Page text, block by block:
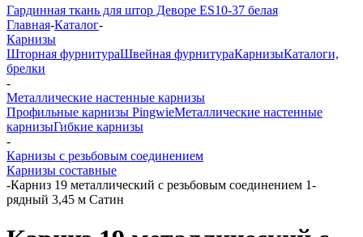
Гардинная ткань для штор Деворе ES10-37 белая
Главная-Каталог-
Карнизы
Шторная фурнитураШвейная фурнитураКарнизыКаталоги,
брелки
-
Металлические настенные карнизы
Профильные карнизы PingwieМеталлические настенные
карнизыГибкие карнизы
-
Карнизы с резьбовым соединением
Карнизы составные
-Карниз 19 металлический с резьбовым соединением 1-
рядный 3,45 м Сатин